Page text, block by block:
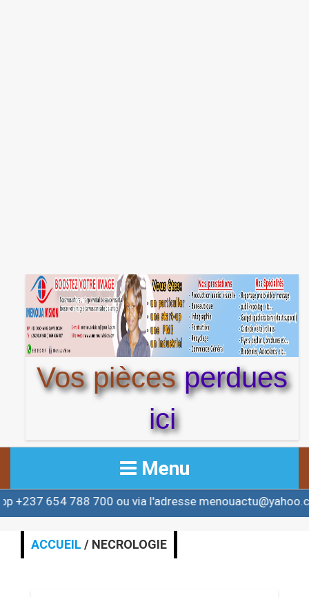
Vos piècesperdues
ici
Menu
ACCUEIL
ACTUALITE
ou via l'adresse menouactu@yahoo.com ou
ACCUEIL / NECROLOGIE